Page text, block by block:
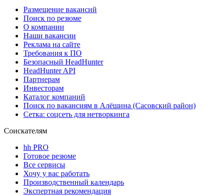
Размещение вакансий
Поиск по резюме
О компании
Наши вакансии
Реклама на сайте
Требования к ПО
Безопасный HeadHunter
HeadHunter API
Партнерам
Инвесторам
Каталог компаний
Поиск по вакансиям в Алёшина (Сасовский район)
Сетка: соцсеть для нетворкинга
Соискателям
hh PRO
Готовое резюме
Все сервисы
Хочу у вас работать
Производственный календарь
Экспертная рекомендация